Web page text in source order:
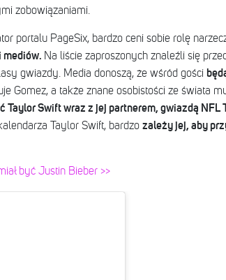
zobowiązaniami.
portalu PageSix, bardzo ceni sobie rolę
mediów. Na liście zaproszonych znaleźli się
gwiazdy. Media donoszą, że wśród gości
Gomez, a także znane osobistości ze świata
Taylor Swift wraz z jej partnerem, gwiazdą NFL
Taylor Swift, bardzo zależy jej, aby
być Justin Bieber >>